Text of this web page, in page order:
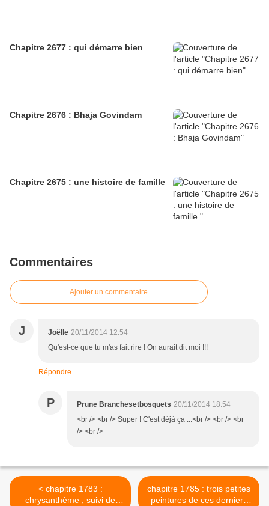
Chapitre 2677 : qui démarre bien
Chapitre 2676 : Bhaja Govindam
Chapitre 2675 : une histoire de famille
Commentaires
Ajouter un commentaire
J Joëlle 20/11/2014 12:54
Qu'est-ce que tu m'as fait rire ! On aurait dit moi !!!
Répondre
P Prune Branchesetbosquets 20/11/2014 18:54
<br /> <br /> Super ! C'est déjà ça ...<br /> <br /> <br
/> <br />
< chapitre 1783 :
chrysanthème , suivi de
chapitre 1785 : trois petites
peintures de ces derniers